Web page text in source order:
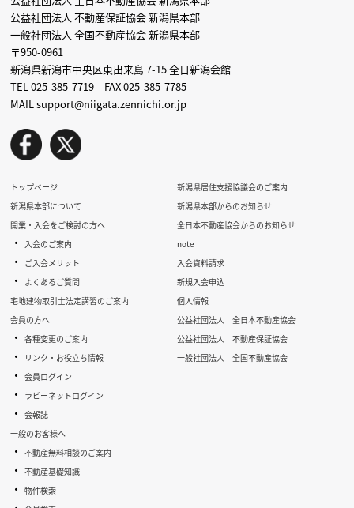
公益社団法人 不動産保証協会 新潟県本部
一般社団法人 全国不動産協会 新潟県本部
〒950-0961
新潟県新潟市中央区東出来島 7-15 全日新潟会館
TEL 025-385-7719 FAX 025-385-7785
MAIL support@niigata.zennichi.or.jp
トップページ
新潟県本部について
開業・入会をご検討の方へ
・ 入会のご案内
・ ご入会メリット
・
よくあるご質問
宅地建物取引士法定講習のご案内
会員の方へ
・各種変更のご案内
・ リンク・お役立ち情報
・会員ログイン
・ ラビーネットログイン
・会報誌
一般のお客様へ
・不動産無料相談のご案内
・不動産基礎知識
・物件検索
新潟県居住支援協議会のご案内
新潟県本部からのお知らせ
全日本不動産協会からのお知らせ
note
入会資料請求
新規入会申込
個人情報
公益社団法人 全日本不動産協会
公益社団法人 不動産保証協会
一般社団法人 全国不動産協会